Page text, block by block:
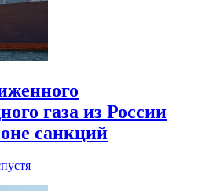
газа из России
санкций